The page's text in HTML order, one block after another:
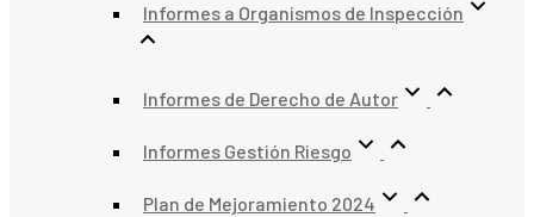
Informes a Organismos de Inspección
Informes de Derecho de Autor
Informes Gestión Riesgo
Plan de Mejoramiento 2024